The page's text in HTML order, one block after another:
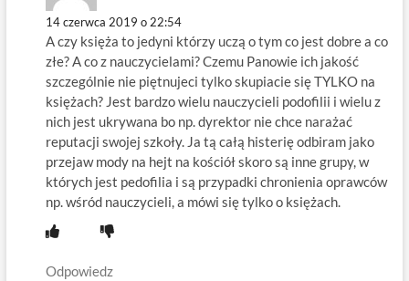
14 czerwca 2019 o 22:54
A czy księża to jedyni którzy uczą o tym co jest dobre a co
złe? A co z nauczycielami? Czemu Panowie ich jakość
szczególnie nie piętnujeci tylko skupiacie się TYLKO na
księżach? Jest bardzo wielu nauczycieli podofilii i wielu z
nich jest ukrywana bo np. dyrektor nie chce narażać
reputacji swojej szkoły. Ja tą całą histerię odbiram jako
przejaw mody na hejt na kościół skoro są inne grupy, w
których jest pedofilia i są przypadki chronienia oprawców
np. wśród nauczycieli, a mówi się tylko o księżach.
Odpowiedz